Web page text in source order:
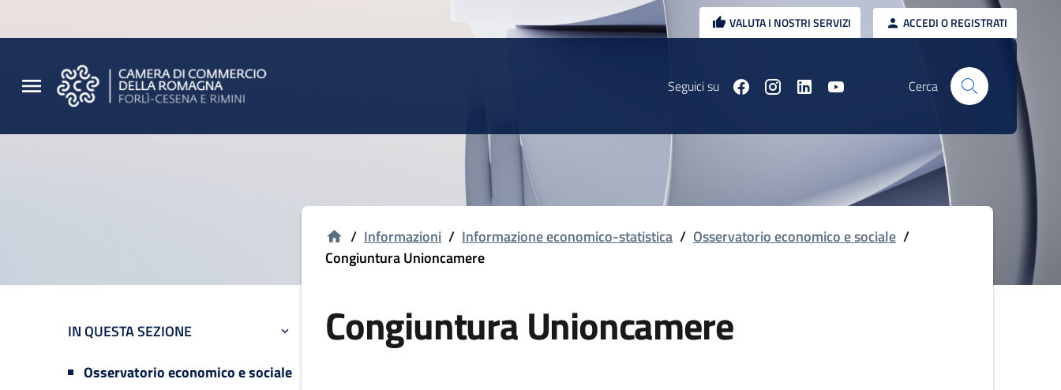
VALUTA I NOSTRI SERVIZI ACCEDI O REGISTRATI
Seguici su Cerca
IN QUESTA SEZIONE
Osservatorio economico e sociale
/ Informazioni / Informazione economico-statistica / Osservatorio economico e sociale /
Congiuntura Unioncamere
Congiuntura Unioncamere